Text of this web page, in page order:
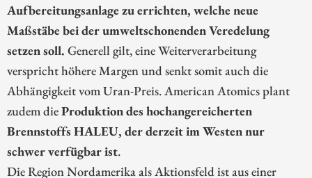
Aufbereitungsanlage zu errichten, welche neue
Maßstäbe bei der umweltschonenden Veredelung
setzen soll. Generell gilt, eine Weiterverarbeitung
verspricht höhere Margen und senkt somit auch die
Abhängigkeit vom Uran-Preis. American Atomics plant
zudem dieProduktion des hochangereicherten
Brennstoffs HALEU, der derzeit im Westen nur
schwer verfügbar ist.
Die Region Nordamerika als Aktionsfeld ist aus einer